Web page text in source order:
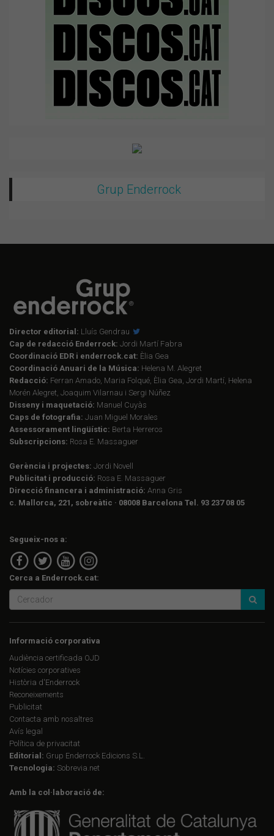
Grup Enderrock
Director editorial: Lluís Gendrau
Cap de redacció Enderrock: Jordi Martí Fabra
Coordinació EDR i enderrock.cat: Èlia Gea
Coordinació Anuari de la Música: Helena M. Alegret
Redacció: Ferran Amado, Maria Folqué, Èlia Gea, Jordi Martí, Helena
Morén Alegret, Joaquim Vilarnau i Sergi Núñez
Disseny i maquetació: Manuel Cuyàs
Caps de fotografia: Juan Miguel Morales
Assessorament lingüístic: Berta Herreros
Subscripcions: Rosa E. Massaguer
Gerència i projectes: Jordi Novell
Publicitat i producció: Rosa E. Massaguer
Direcció financera i administració: Anna Gris
c. Mallorca, 221, sobreàtic · 08008 Barcelona Tel. 93 237 08 05
Segueix-nos a:
Cerca a Enderrock.cat:
Informació corporativa
Audiència certificada OJD
Notícies corporatives
Història d'Enderrock
Reconeixements
Publicitat
Contacta amb nosaltres
Avís legal
Política de privacitat
Editorial: Grup Enderrock Edicions S.L.
Tecnologia: Sobrevia.net
Amb la col·laboració de: